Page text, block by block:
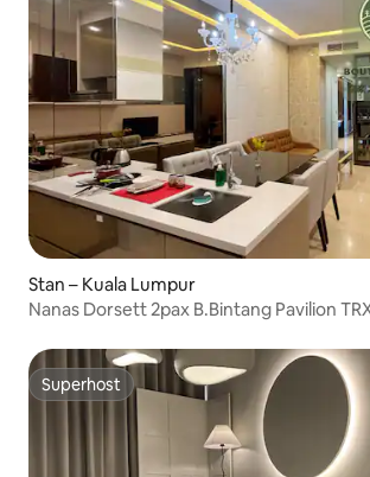
Stan – Kuala Lumpur
Nanas Dorsett 2pax B.Bintang Pavilion
Superhost
Superhost